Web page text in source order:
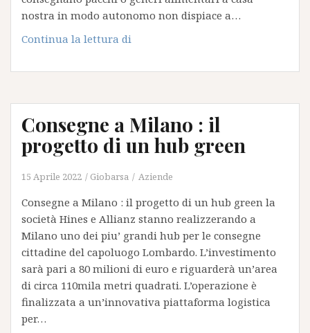
nostra in modo autonomo non dispiace a…
Continua la lettura di
i
sono
falliti
esperimenti
di
e
FEDEX
Consegne a Milano : il
progetto di un hub green
15 Aprile 2022 Giobarsa Aziende
Consegne a Milano : il progetto di un hub green la
società Hines e Allianz stanno realizzerando a
Milano uno dei piu’ grandi hub per le consegne
cittadine del capoluogo Lombardo. L’investimento
sarà pari a 80 milioni di euro e riguarderà un’area
di circa 110mila metri quadrati. L’operazione è
finalizzata a un’innovativa piattaforma logistica
per…